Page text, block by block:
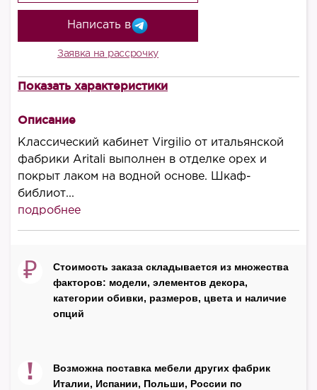
Написать в
Заявка на рассрочку
В комплект входит
Ширина – 2360 мм
Глубина – 480 мм
Стол письменный 2х-тумбовый с кожаной
Ширина – 1750 мм
Глубина – 720 мм
Полукресло
Глубина – 720 мм
Показать характеристики
Описание
Классический кабинет Virgilio от итальянской
фабрики Aritali выполнен в отделке орех и
покрыт лаком на водной основе. Шкаф-
библиот...
подробнее
₽
Стоимость заказа складывается из множества
факторов: модели, элементов декора,
категории обивки, размеров, цвета и наличие
опций
!
Возможна поставка мебели других фабрик
Италии, Испании, Польши, России по